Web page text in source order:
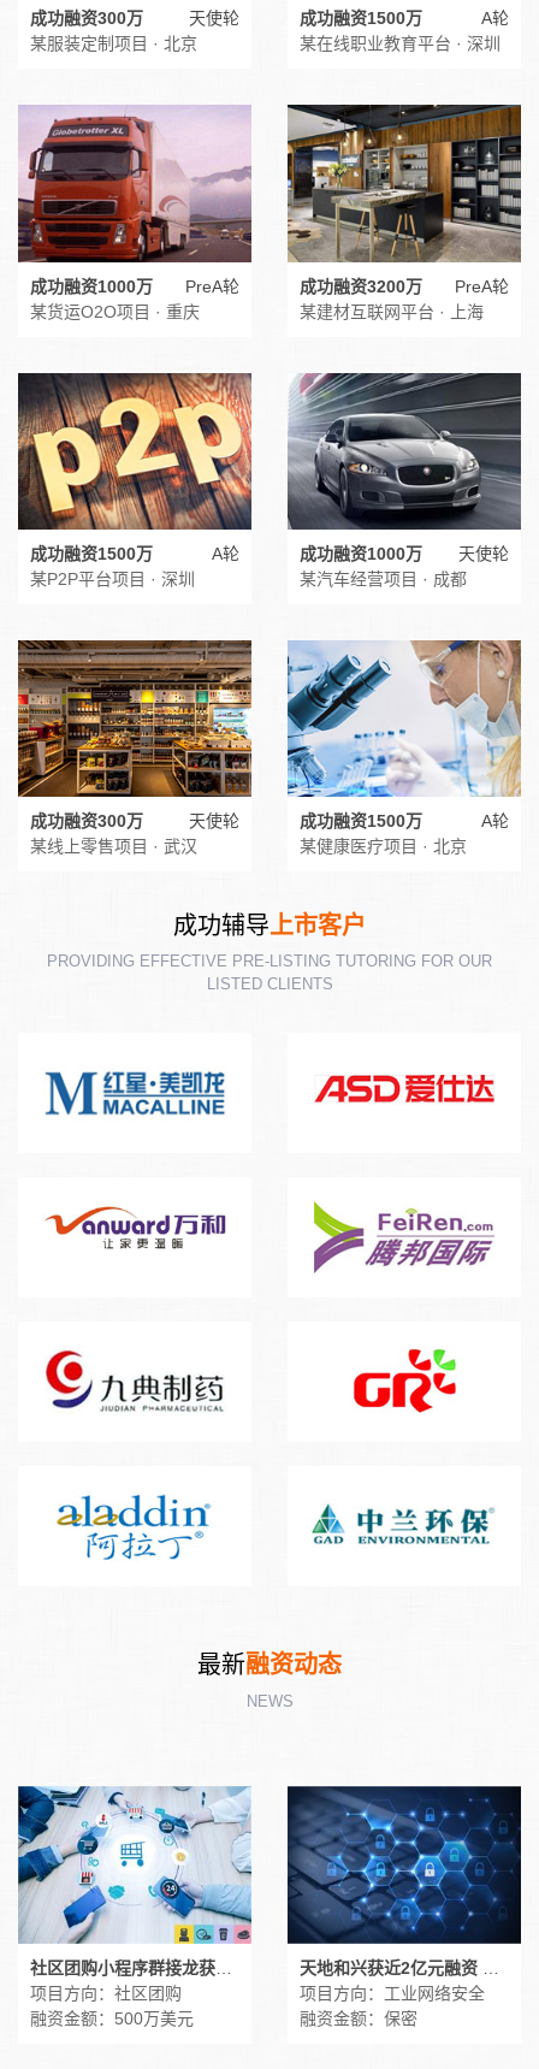
成功融资300万
天使轮
某服装定制项目 · 北京
成功融资1500万
A轮
某在线职业教育平台 · 深圳
成功融资1000万
PreA轮
某货运O2O项目 · 重庆
成功融资3200万
PreA轮
某建材互联网平台 · 上海
成功融资1500万
A轮
某P2P平台项目 · 深圳
成功融资1000万
天使轮
某汽车经营项目 · 成都
成功融资300万
天使轮
某线上零售项目 · 武汉
成功融资1500万
A轮
某健康医疗项目 · 北京
成功辅导上市客户
PROVIDING EFFECTIVE PRE-LISTING TUTORING FOR OUR
LISTED CLIENTS
最新融资动态
NEWS
项目方向：社区团购
融资金额：500万美元
项目方向：工业网络安全
融资金额：保密